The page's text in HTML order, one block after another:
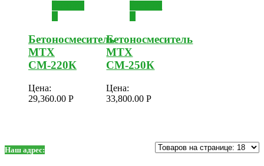
Бетоносмеситель
MTX
СМ-220К
Цена:
29,360.00 Р
Бетоносмеситель
MTX
СМ-250К
Цена:
33,800.00Р
Наш адрес: